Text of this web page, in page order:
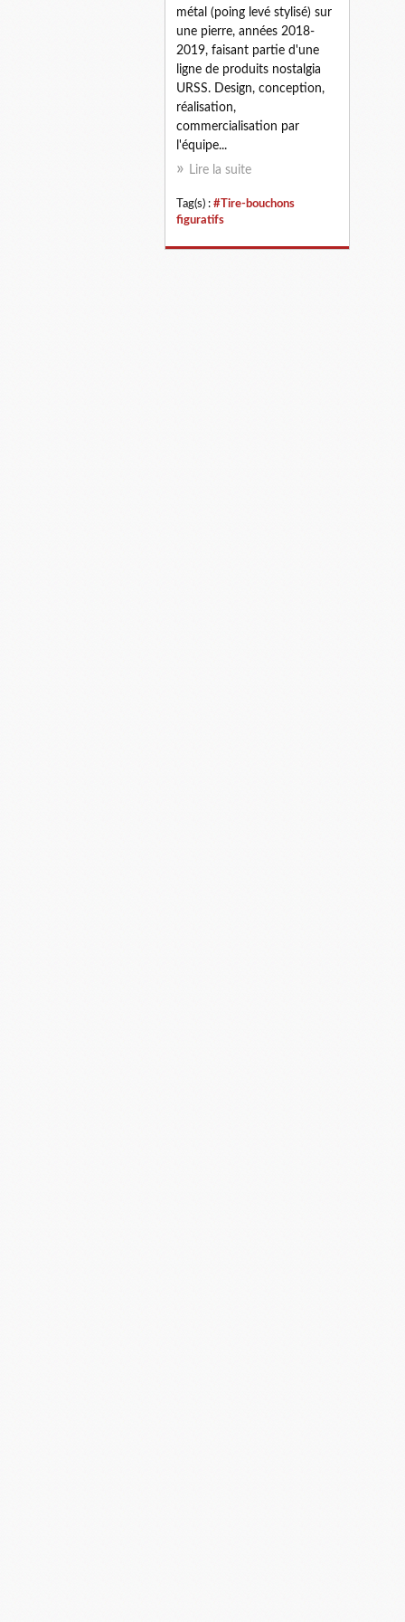
métal (poing levé stylisé) sur
une pierre, années 2018-
2019, faisant partie d'une
ligne de produits nostalgia
URSS. Design, conception,
réalisation,
commercialisation par
l'équipe...
Lire la suite
Tag(s) : #Tire-bouchons
figuratifs